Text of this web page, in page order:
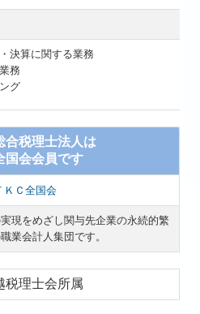
決算に関する業務
務
グ
合税理士法人は
国会会員です
現をめざし関与先企業の永続的繁
業会計人集団です。
税理士会所属